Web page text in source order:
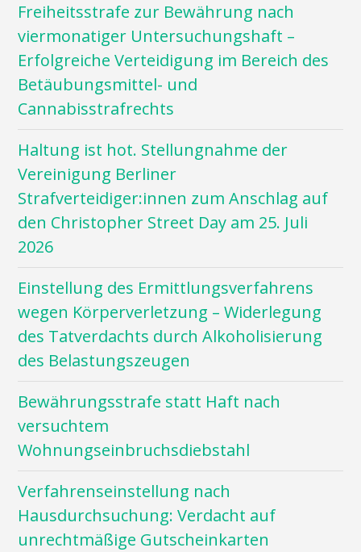
Freiheitsstrafe zur Bewährung nach
viermonatiger Untersuchungshaft –
Erfolgreiche Verteidigung im Bereich des
Betäubungsmittel- und
Cannabisstrafrechts
Haltung ist hot. Stellungnahme der
Vereinigung Berliner
Strafverteidiger:innen zum Anschlag auf
den Christopher Street Day am 25. Juli
2026
Einstellung des Ermittlungsverfahrens
wegen Körperverletzung – Widerlegung
des Tatverdachts durch Alkoholisierung
des Belastungszeugen
Bewährungsstrafe statt Haft nach
versuchtem
Wohnungseinbruchsdiebstahl
Verfahrenseinstellung nach
Hausdurchsuchung: Verdacht auf
unrechtmäßige Gutscheinkarten